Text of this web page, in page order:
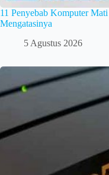
11 Penyebab Komputer
Mengatasinya
5 Agustus 2026